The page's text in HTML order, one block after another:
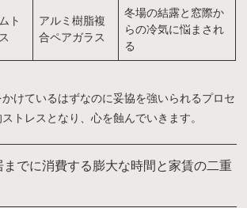
ト
アルミ樹脂複
合ペアガラス
冬場の結露と窓際か
らの冷気に悩まされ
る
けているはずなのに妥協を強いられるプロセ
トレスとなり、心を蝕んでいきます。
でに消費する膨大な時間と家賃の二重